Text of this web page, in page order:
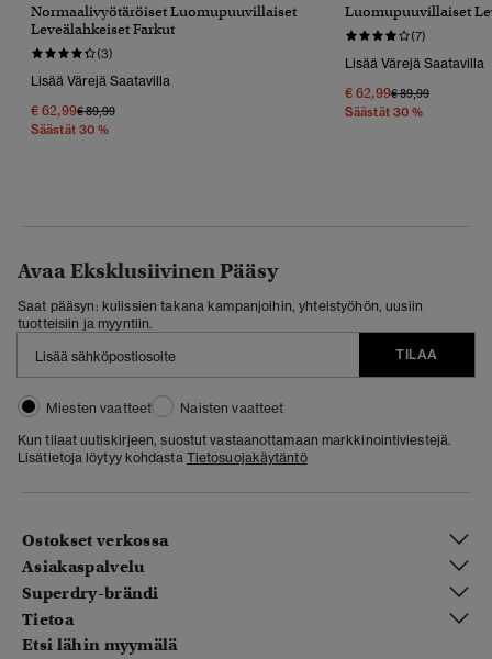
Normaalivyötäröiset Luomupuuvillaiset
Leveälahkeiset Farkut
(3)
Lisää Värejä Saatavilla
€ 62,99Hinta Alennettu Hinnasta
€ 89,99Hintaan
Säästät 30 %
Luomupuuvillaiset
(7)
Lisää Värejä Saatavilla
€ 62,99Hinta Alennettu
€ 89,99Hintaan
Säästät 30 %
Avaa Eksklusiivinen Pääsy
Saat pääsyn: kulissien takana kampanjoihin, yhteistyöhön, uusiin
tuotteisiin ja myyntiin.
TILAA
Miesten vaatteet
Naisten vaatteet
Kun tilaat uutiskirjeen, suostut vastaanottamaan markkinointiviestejä.
Lisätietoja löytyy kohdasta Tietosuojakäytäntö
Ostokset verkossa
Asiakaspalvelu
Superdry-brändi
Tietoa
Etsi lähin myymälä